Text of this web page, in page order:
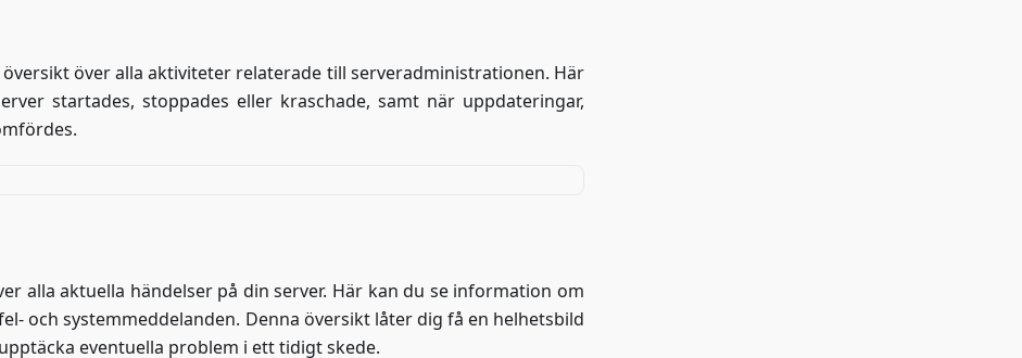
över alla aktiviteter relaterade till serveradministrationen. Här
startades, stoppades eller kraschade, samt när uppdateringar,
alla aktuella händelser på din server. Här kan du se information om
och systemmeddelanden. Denna översikt låter dig få en helhetsbild
eventuella problem i ett tidigt skede.